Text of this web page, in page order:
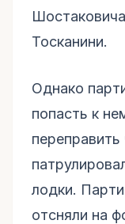
Тосканини.
Однако
попасть к
переправить
лодки.
отсняли на